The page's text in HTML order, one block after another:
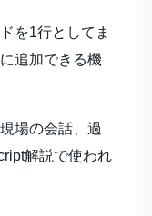
を1行としてま
追加できる機
場の会話、過
解説で使われ